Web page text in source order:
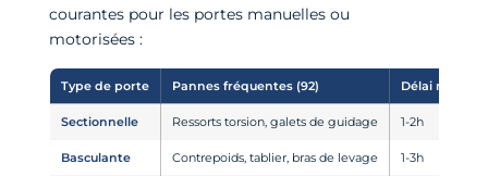
courantes pour les portes manuelles ou
motorisées :
Type de porte Pannes fréquentes (92) Délai moyen
Sectionnelle Ressorts torsion, galets de guidage 1-2h
Basculante Contrepoids, tablier, bras de levage 1-3h